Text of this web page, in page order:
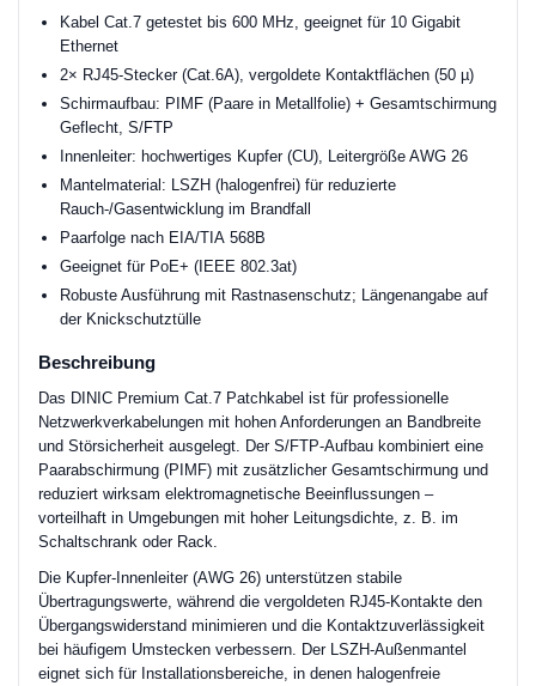
Kabel Cat.7 getestet bis 600 MHz, geeignet für 10 Gigabit
Ethernet
2× RJ45-Stecker (Cat.6A), vergoldete Kontaktflächen (50 µ)
Schirmaufbau: PIMF (Paare in Metallfolie) + Gesamtschirmung
Geflecht, S/FTP
Innenleiter: hochwertiges Kupfer (CU), Leitergröße AWG 26
Mantelmaterial: LSZH (halogenfrei) für reduzierte
Rauch-/Gasentwicklung im Brandfall
Paarfolge nach EIA/TIA 568B
Geeignet für PoE+ (IEEE 802.3at)
Robuste Ausführung mit Rastnasenschutz; Längenangabe auf
der Knickschutztülle
Beschreibung
Das DINIC Premium Cat.7 Patchkabel ist für professionelle
Netzwerkverkabelungen mit hohen Anforderungen an Bandbreite
und Störsicherheit ausgelegt. Der S/FTP-Aufbau kombiniert eine
Paarabschirmung (PIMF) mit zusätzlicher Gesamtschirmung und
reduziert wirksam elektromagnetische Beeinflussungen –
vorteilhaft in Umgebungen mit hoher Leitungsdichte, z. B. im
Schaltschrank oder Rack.
Die Kupfer-Innenleiter (AWG 26) unterstützen stabile
Übertragungswerte, während die vergoldeten RJ45-Kontakte den
Übergangswiderstand minimieren und die Kontaktzuverlässigkeit
bei häufigem Umstecken verbessern. Der LSZH-Außenmantel
eignet sich für Installationsbereiche, in denen halogenfreie